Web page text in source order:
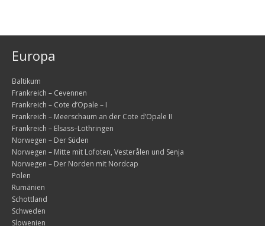
Europa
Baltikum
Frankreich – Cevennen
Frankreich – Cote d’Opale – I
Frankreich – Meerschaum an der Cote d’Opale II
Frankreich – Elsass–Lothringen
Norwegen – Der Süden
Norwegen – Mitte mit Lofoten, Vesterålen und Senja
Norwegen – Der Norden mit Nordcap
Polen
Rumänien
Schottland
Schweden
Slowenien